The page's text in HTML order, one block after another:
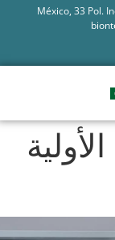
México, 33 Pol.